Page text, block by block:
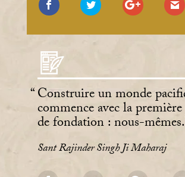
Construire un monde
commence avec la
de fondation : nous-mêmes.
Sant Rajinder Singh Ji Maharaj